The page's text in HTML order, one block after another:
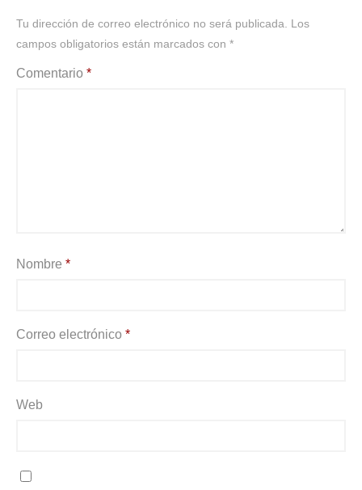
Tu dirección de correo electrónico no será publicada. Los
campos obligatorios están marcados con *
Comentario *
Nombre *
Correo electrónico *
Web